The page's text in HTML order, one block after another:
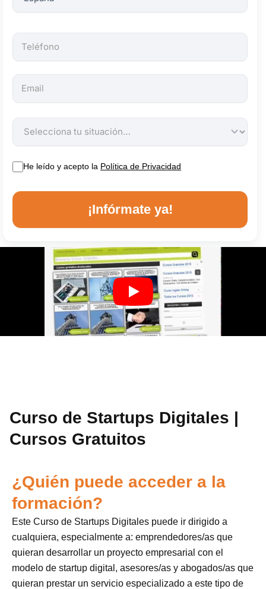
He leído y acepto la Política de Privacidad
¡Infórmate ya!
Curso de Startups Digitales |
Cursos Gratuitos
¿Quién puede acceder a la
formación?
Este Curso de Startups Digitales puede ir dirigido a
cualquiera, especialmente a: emprendedores/as que
quieran desarrollar un proyecto empresarial con el
modelo de startup digital, asesores/as y abogados/as que
quieran prestar un servicio especializado a este tipo de